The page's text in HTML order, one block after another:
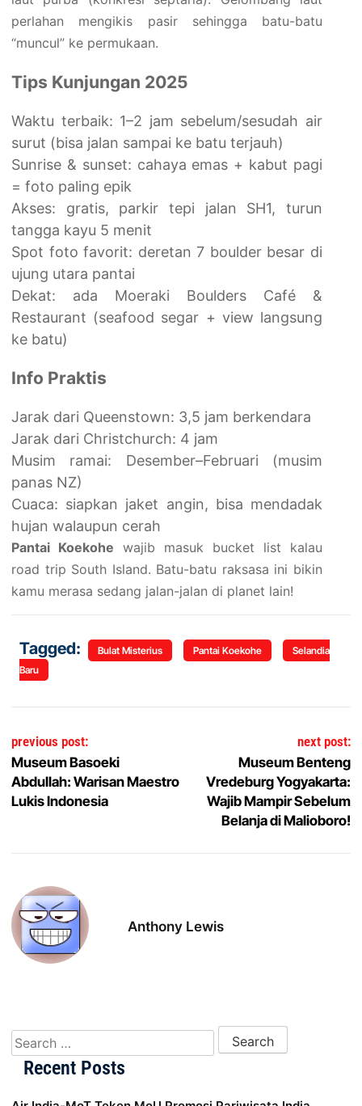
perlahan mengikis pasir sehingga batu-batu
“muncul” ke permukaan.
Tips Kunjungan 2025
Waktu terbaik: 1–2 jam sebelum/sesudah air
surut (bisa jalan sampai ke batu terjauh)
Sunrise & sunset: cahaya emas + kabut pagi
= foto paling epik
Akses: gratis, parkir tepi jalan SH1, turun
tangga kayu 5 menit
Spot foto favorit: deretan 7 boulder besar di
ujung utara pantai
Dekat: ada Moeraki Boulders Café &
Restaurant (seafood segar + view langsung
ke batu)
Info Praktis
Jarak dari Queenstown: 3,5 jam berkendara
Jarak dari Christchurch: 4 jam
Musim ramai: Desember–Februari (musim
panas NZ)
Cuaca: siapkan jaket angin, bisa mendadak
hujan walaupun cerah
Pantai Koekohe wajib masuk bucket list kalau
road trip South Island. Batu-batu raksasa ini bikin
kamu merasa sedang jalan-jalan di planet lain!
Tagged: Bulat Misterius Pantai Koekohe
Selandia
Baru
Post navigation
previous post:
Museum Basoeki
Abdullah: Warisan Maestro
Lukis Indonesia
next post:
Museum Benteng
Vredeburg Yogyakarta:
Wajib Mampir Sebelum
Belanja di Malioboro!
Anthony Lewis
Search for:
Recent Posts